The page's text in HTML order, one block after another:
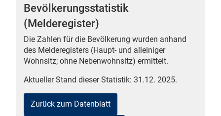
Bevölkerungsstatistik
(Melderegister)
Die Zahlen für die Bevölkerung wurden anhand
des Melderegisters (Haupt- und alleiniger
Wohnsitz; ohne Nebenwohnsitz) ermittelt.
Aktueller Stand dieser Statistik: 31.12. 2025.
Zurück zum Datenblatt